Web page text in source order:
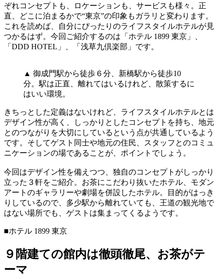
ぞれコンセプトも、ロケーションも、サービスも様々。正
直、どこに泊まるかで“東京”の印象もガラリと変わります。
これを読めば、自分にぴったりのライフスタイルホテルが見
つかるはず。今回ご紹介するのは「ホテル 1899 東京」、
「DDD HOTEL」、「浅草九倶楽部」です。
▲ 御成門駅から徒歩６分、新橋駅から徒歩10
分。駅は正直、離れてはいるけれど、散策するに
はいい環境。
きちっとした定義はないけれど、ライフスタイルホテルとは
デザイン性が高く、しっかりとしたコンセプトを持ち、地元
とのつながりを大切にしているという点が共通しているよう
です。そしてゲスト同士や地元の住民、スタッフとのコミュ
ニケーションの場であることが、ポイントでしょう。
今回はデザイン性を備えつつ、独自のコンセプトがしっかり
立った３軒をご紹介。お茶にこだわり抜いたホテル、モダン
アートのギャラリーや劇場を併設したホテル。目的がはっき
りしているので、多少駅から離れていても、王道の観光地で
はない場所でも、ゲストは集まってくるようです。
■ホテル 1899 東京
９階建ての館内は徹頭徹尾、お茶がテ
ーマ